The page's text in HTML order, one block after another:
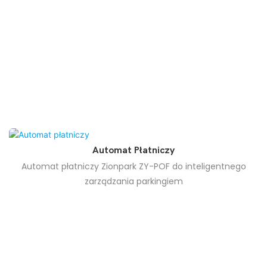
Automat Płatniczy
Automat płatniczy Zionpark ZY-POF do inteligentnego
zarządzania parkingiem